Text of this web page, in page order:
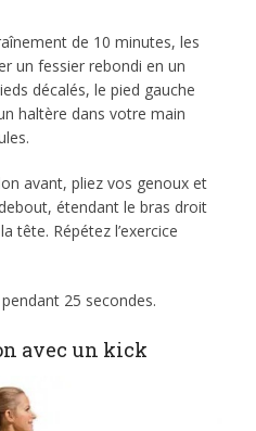
de 10 minutes, les
un fessier rebondi en un
décalés, le pied gauche
haltère dans votre main
avant, pliez vos genoux et
étendant le bras droit
tête. Répétez l’exercice
25 secondes.
avec un kick